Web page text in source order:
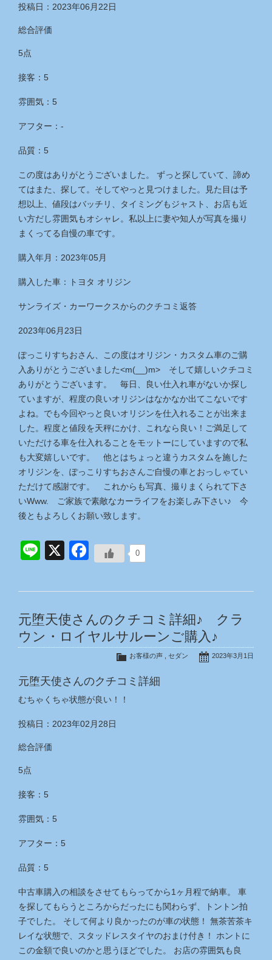
投稿日：2023年06月22日
総合評価
5点
接客：5
雰囲気：5
アフター：‐
品質：5
この度はありがとうございました。 ずっと探していて、諦め
てはまた、探して。そしてやっと見つけました。見た目は予
想以上、値段はバッチリ、タイミングもジャスト、お店も近
い方だし雰囲気もオシャレ。私以上に妻や知人が写真を撮り
まくってる自慢の車です。
購入年月：2023年05月
購入した車：トヨタ オリジン
サンライズ・カーワークスからのクチコミ返答
2023年06月23日
ぽっこりすちおさん、この度はオリジン・カスタム車のご購
入ありがとうございました<m(__)m> そして嬉しいクチコミ
ありがとうございます。 毎日、良い仕入れ車がないか探し
ていますが、程度の良いオリジンはなかなか出てこないです
よね。でも今回やっと良いオリジンを仕入れることが出来ま
した。程度と値段を天秤にかけ、これなら良い！ご満足して
いただける車を仕入れることをモットーにしていますので私
も大変嬉しいです。 他とはちょっと違うカスタムを施した
オリジンを、ぽっこりすちおさんご自慢の車とおっしゃてい
ただけて感謝です。 これからも写真、撮りまくられて下さ
いWww. ご家族で素敵なカーライフをお楽しみ下さい♪ 今
後ともよろしくお願い致します。
0
Line
X Facebook
元堕天使さんのクチコミ詳細♪ クラ
ウン・ロイヤルサルーンご購入♪
2023年3月1日
お客様の声 セダン
元堕天使さんのクチコミ詳細
むちゃくちゃ状態が良い！！
投稿日：2023年02月28日
総合評価
5点
接客：5
雰囲気：5
アフター：5
品質：5
中古車購入の相談をさせてもらってから1ヶ月程で納車。 車
を探してもらうところからだったにも関わらず、トントン拍
子でした。 そして何より良かったのが車の状態！ 無茶苦茶キ
レイな状態で、スタッドレスタイヤのおまけ付き！ ホントに
この金額で良いのかと思うほどでした。 お店の雰囲気も良